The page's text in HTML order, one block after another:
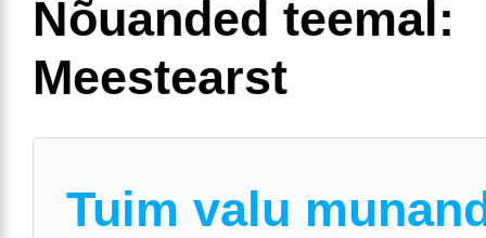
Nõuanded teemal:
Meestearst
Tuim valu